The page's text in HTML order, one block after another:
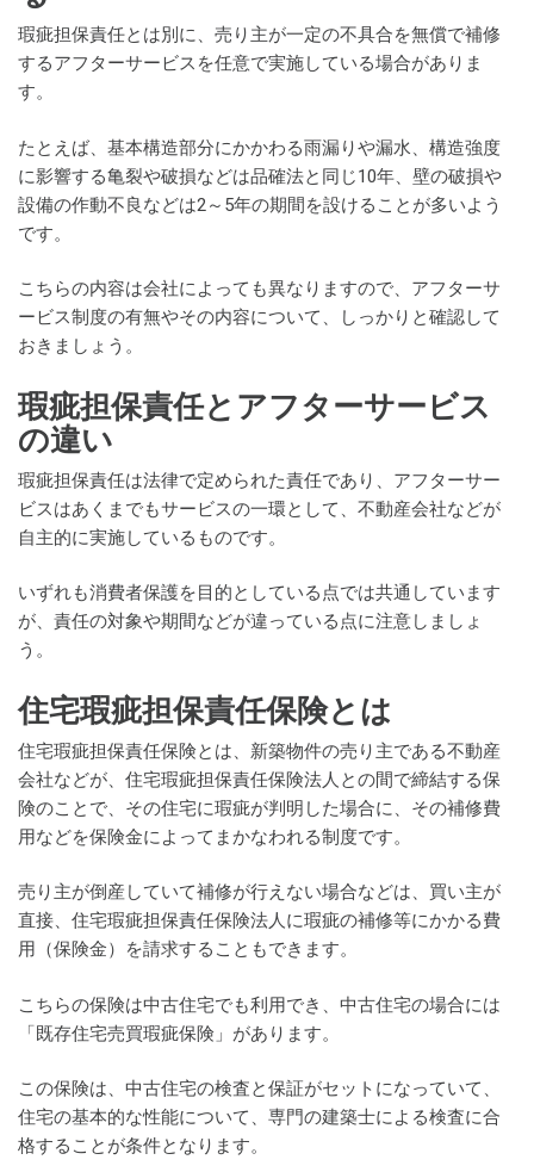
瑕疵担保責任とは別に、売り主が一定の不具合を無償で補修
するアフターサービスを任意で実施している場合がありま
す。
たとえば、基本構造部分にかかわる雨漏りや漏水、構造強度
に影響する亀裂や破損などは品確法と同じ10年、壁の破損や
設備の作動不良などは2～5年の期間を設けることが多いよう
です。
こちらの内容は会社によっても異なりますので、アフターサ
ービス制度の有無やその内容について、しっかりと確認して
おきましょう。
瑕疵担保責任とアフターサービス
の違い
瑕疵担保責任は法律で定められた責任であり、アフターサー
ビスはあくまでもサービスの一環として、不動産会社などが
自主的に実施しているものです。
いずれも消費者保護を目的としている点では共通しています
が、責任の対象や期間などが違っている点に注意しましょ
う。
住宅瑕疵担保責任保険とは
住宅瑕疵担保責任保険とは、新築物件の売り主である不動産
会社などが、住宅瑕疵担保責任保険法人との間で締結する保
険のことで、その住宅に瑕疵が判明した場合に、その補修費
用などを保険金によってまかなわれる制度です。
売り主が倒産していて補修が行えない場合などは、買い主が
直接、住宅瑕疵担保責任保険法人に瑕疵の補修等にかかる費
用（保険金）を請求することもできます。
こちらの保険は中古住宅でも利用でき、中古住宅の場合には
「既存住宅売買瑕疵保険」があります。
この保険は、中古住宅の検査と保証がセットになっていて、
住宅の基本的な性能について、専門の建築士による検査に合
格することが条件となります。